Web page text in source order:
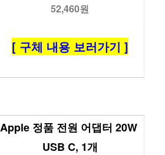
52,460원
[ 구체 내용 보러가기 ]
Apple 정품 전원 어댑터 20W
USB C, 1개